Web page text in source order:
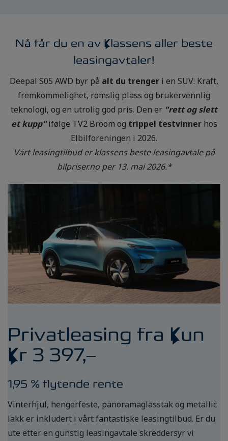
Nå får du en av klassens aller beste
leasingavtaler!
Deepal S05 AWD byr på alt du trenger i en SUV: Kraft,
fremkommelighet, romslig plass og brukervennlig
teknologi, og en utrolig god pris. Den er "rett og slett
et kupp"ifølge TV2 Broom og trippel testvinnerhos
Elbilforeningen i 2026.
Vårt leasingtilbud er klassens beste leasingavtale på
bilpriser.no per 13. mai 2026.*
Privatleasing fra kun
kr 3 397,–
1,95 % flytende rente
Vinterhjul, hengerfeste, panoramaglasstak og metallic
lakk er inkludert i vårt fantastiske leasingtilbud. Er du
ute etter en gunstig leasingavtale skreddersyr vi